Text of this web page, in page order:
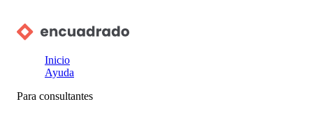
Inicio
Ayuda
Para consultantes